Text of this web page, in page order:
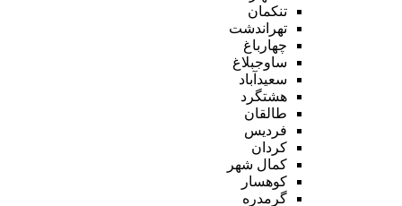
تنکمان
تهراندشت
چهارباغ
ساوجبلاغ
سعیدآباد
هشتگرد
طالقان
فردیس
کردان
کمال شهر
کوهسار
گرمدره